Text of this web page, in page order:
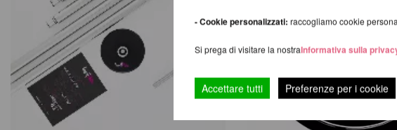
- Cookie personalizzati: raccogliamo cookie
Si prega di visitare la nostraInformativa sulla
Accettare tutti Preferenze per i cookie